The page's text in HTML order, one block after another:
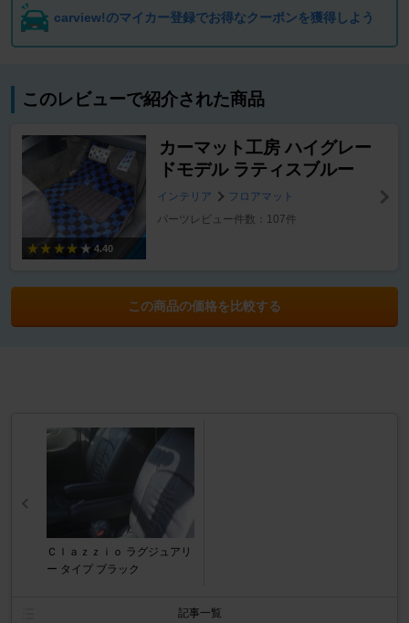
carview!のマイカー登録でお得なクーポンを獲得しよう
このレビューで紹介された商品
4.40
カーマット工房 ハイグレー
ドモデル ラティスブルー
インテリア
フロアマット
パーツレビュー件数：107件
この商品の価格を比較する
Ｃｌａｚｚｉｏ ラグジュアリ
ー タイプ ブラック
記事一覧